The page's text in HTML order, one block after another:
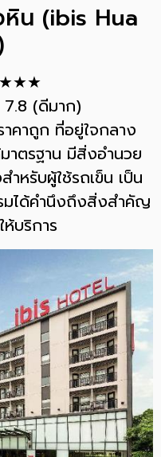
หิน (ibis Hua
★★★
7.8 (ดีมาก)
คาถูก ที่อยู่ใจกลาง
าตรฐาน มีสิ่งอำนวย
หรับผู้ใช้รถเข็น เป็น
มได้คำนึงถึงสิ่งสำคัญ
บริการ